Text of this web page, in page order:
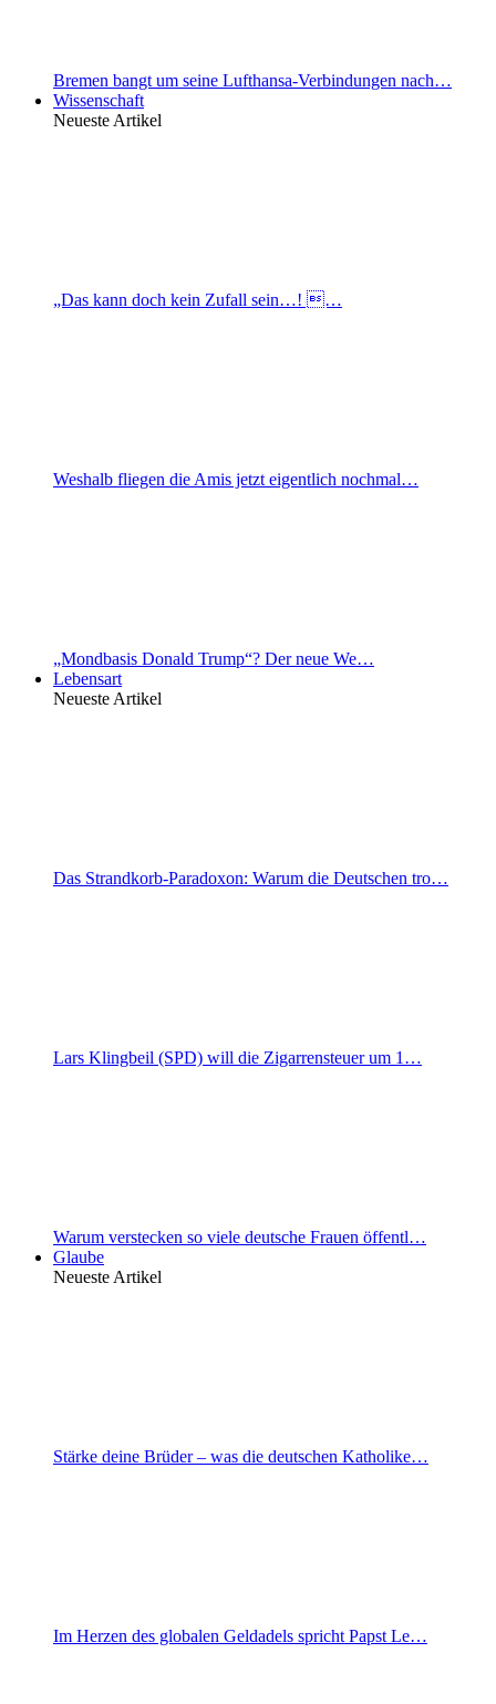
Bremen bangt um seine Lufthansa-Verbindungen nach…
Wissenschaft
Neueste Artikel
„Das kann doch kein Zufall sein…! …
Weshalb fliegen die Amis jetzt eigentlich nochmal…
„Mondbasis Donald Trump“? Der neue We…
Lebensart
Neueste Artikel
Das Strandkorb-Paradoxon: Warum die Deutschen tro…
Lars Klingbeil (SPD) will die Zigarrensteuer um 1…
Warum verstecken so viele deutsche Frauen öffentl…
Glaube
Neueste Artikel
Stärke deine Brüder – was die deutschen Katholike…
Im Herzen des globalen Geldadels spricht Papst Le…